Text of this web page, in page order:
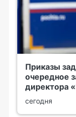
Приказы
очередное
директора
сегодня